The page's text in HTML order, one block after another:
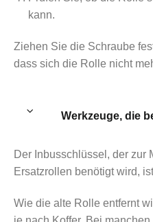
kann.
Ziehen Sie die Schraube
dass sich die Rolle nicht
Werkzeuge, die
Der Inbusschlüssel, der zur
Ersatzrollen benötigt wird,
Wie die alte Rolle entfernt